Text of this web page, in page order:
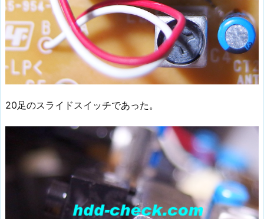
20足のスライドスイッチであった。